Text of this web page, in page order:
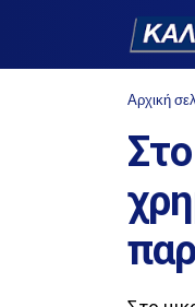
Αρχική